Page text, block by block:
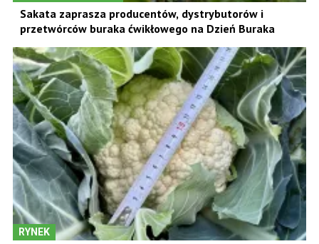
Sakata zaprasza producentów, dystrybutorów i
przetwórców buraka ćwikłowego na Dzień Buraka
RYNEK